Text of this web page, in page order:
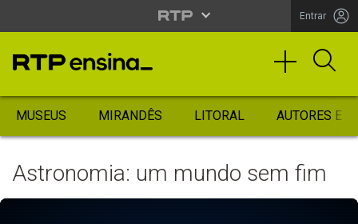
Entrar
MUSEUS MIRANDÊS LITORAL AUTORES
Astronomia: um mundo sem fim